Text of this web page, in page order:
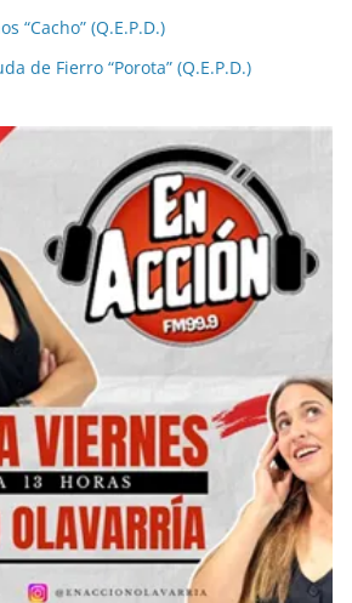
“Cacho” (Q.E.P.D.)
de Fierro “Porota” (Q.E.P.D.)